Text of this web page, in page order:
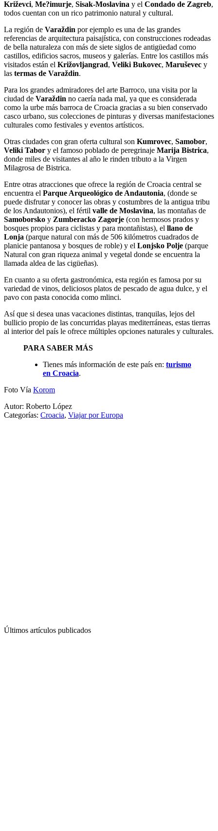
Križevci, Me?imurje, Sisak-Moslavina y el Condado de Zagreb,
todos cuentan con un rico patrimonio natural y cultural.
La región de Varaždin por ejemplo es una de las grandes
referencias de arquitectura paisajística, con construcciones rodeadas
de bella naturaleza con más de siete siglos de antigüedad como
castillos, edificios sacros, museos y galerías. Entre los castillos más
visitados están el Križovljangrad, Veliki Bukovec, Maruševec y
las termas de Varaždin.
Para los grandes admiradores del arte Barroco, una visita por la
ciudad de Varaždin no caería nada mal, ya que es considerada
como la urbe más barroca de Croacia gracias a su bien conservado
casco urbano, sus colecciones de pinturas y diversas manifestaciones
culturales como festivales y eventos artísticos.
Otras ciudades con gran oferta cultural son Kumrovec, Samobor,
Veliki Tabor y el famoso poblado de peregrinaje Marija Bistrica,
donde miles de visitantes al año le rinden tributo a la Virgen
Milagrosa de Bistrica.
Entre otras atracciones que ofrece la región de Croacia central se
encuentra el Parque Arqueológico de Andautonia, (donde se
puede disfrutar y conocer las obras y costumbres de la antigua tribu
de los Andautonios), el fértil valle de Moslavina, las montañas de
Samoborsko y Zumberacko Zagorje (con hermosos prados y
bosques propios para ciclistas y para montañistas), el llano de
Lonja (parque natural con más de 506 kilómetros cuadrados de
planicie pantanosa y bosques de roble) y el Lonjsko Polje (parque
Natural con gran riqueza animal y vegetal donde se encuentra la
llamada aldea de las cigüeñas).
En cuanto a su oferta gastronómica, esta región es famosa por su
variedad de vinos, deliciosos platos de pescado de agua dulce, y el
pavo con pasta conocida como mlinci.
Así que si desea unas vacaciones distintas, tranquilas, lejos del
bullicio propio de las concurridas playas mediterráneas, estas tierras
al interior del país le ofrece múltiples opciones naturales y culturales.
PARA SABER MÁS
Tienes más información de este país en: turismo
en Croacia.
Foto Vía Korom
Autor: Roberto López
Categorías: Croacia, Viajar por Europa
Últimos artículos publicados